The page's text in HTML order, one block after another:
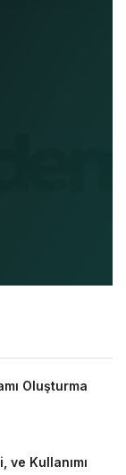
Oluşturma
ve Kullanımı